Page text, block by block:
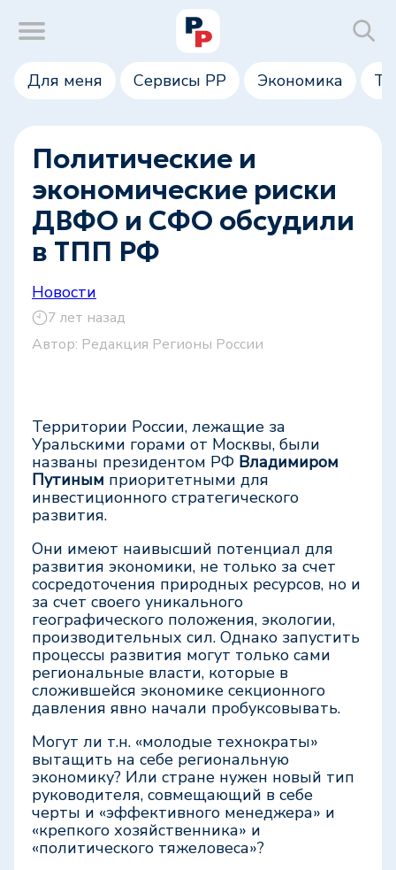
Для меня Сервисы РР Экономика
Политические и
экономические риски
ДВФО и СФО обсудили
в ТПП РФ
Новости
7 лет назад
Автор: Редакция Регионы России
Территории России, лежащие за
Уральскими горами от Москвы, были
названы президентом РФ Владимиром
Путиным приоритетными для
инвестиционного стратегического
развития.
Они имеют наивысший потенциал для
развития экономики, не только за счет
сосредоточения природных ресурсов, но и
за счет своего уникального
географического положения, экологии,
производительных сил. Однако запустить
процессы развития могут только сами
региональные власти, которые в
сложившейся экономике секционного
давления явно начали пробуксовывать.
Могут ли т.н. «молодые технократы»
вытащить на себе региональную
экономику? Или стране нужен новый тип
руководителя, совмещающий в себе
черты и «эффективного менеджера» и
«крепкого хозяйственника» и
«политического тяжеловеса»?